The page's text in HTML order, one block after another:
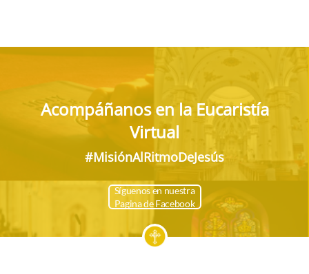
Acompáñanos en la Eucaristía
Virtual
#MisiónAlRitmoDeJesús
Síguenos en nuestra
Pagina de Facebook